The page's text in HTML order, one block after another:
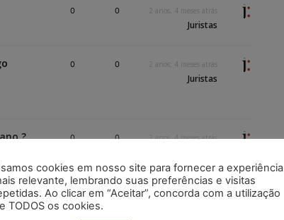
0 0 2 anos, 4 meses atrás
Juristas
0 0 2 anos, 4 meses atrás
Juristas
? 0 0 2 anos, 4 meses atrás
0 0 2 anos, 5 meses atrás
cookies em nosso site para fornecer a experiência
relevante, lembrando suas preferências e visitas
Ao clicar em “Aceitar”, concorda com a utilização
TODOS os cookies.